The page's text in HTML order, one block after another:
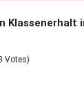
Klassenerhalt
Votes)